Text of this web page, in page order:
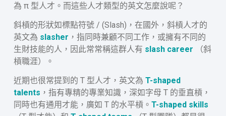
為 π 型人才。而這些人才類型的英文怎麼說呢？
斜槓的形狀如標點符號 / (Slash)，在國外，斜槓人才的
英文為 slasher ，指同時兼顧不同工作，或擁有不同的
生財技能的人，因此常常稱這群人有 slash career
（斜
槓職涯）。
近期也很常提到的 T 型人才，英文為 T-shaped
talents ，指有專精的專業知識，深如字母 T 的垂直槓，
同時也有通用才能，廣如 T 的水平槓。 T-shaped skills